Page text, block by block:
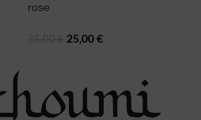
rose
25,00€